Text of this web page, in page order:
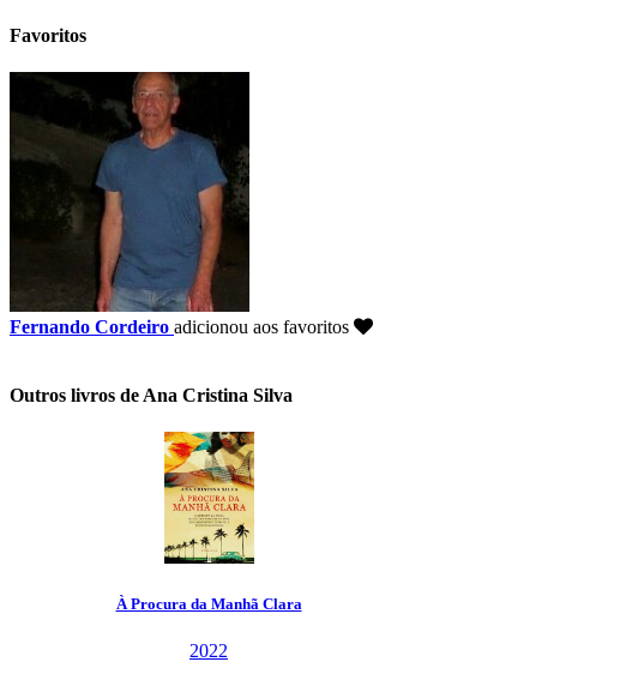
Favoritos
Fernando Cordeiro adicionou aos favoritos
Outros livros de Ana Cristina Silva
À Procura da Manhã Clara
2022